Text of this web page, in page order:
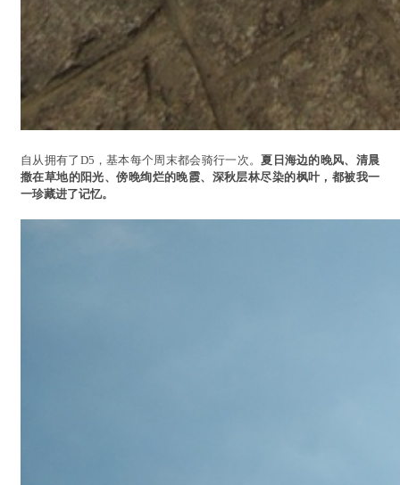
自从拥有了D5，基本每个周末都会骑行一次。夏日海边的晚风、清晨
撒在草地的阳光、傍晚绚烂的晚霞、深秋层林尽染的枫叶，都被我一
一珍藏进了记忆。